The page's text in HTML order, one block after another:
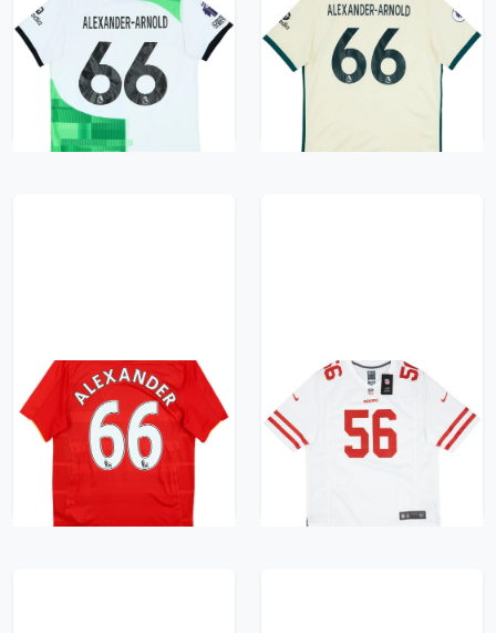
2023-24 Liverpool
Authentic Away Shirt
Alexander-Arnold #66
- 7/10 - (XL)
731 kr / £83.99
2021-22 Liverpool
Away Shirt Alexander-
Arnold #66 - 8/10 -
(XL)
2016-17 Liverpool
Home Shirt Alexander
#66 - 8/10 - (S)
626 kr / £71.99
2019-20 San Francisco
49ers Alexander #56
Nike Game Away
Jersey (XL)